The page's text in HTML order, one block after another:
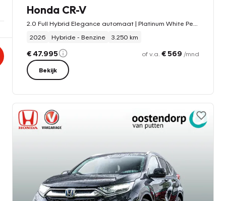
Honda CR-V
2026
Hybride - Benzine 3.250 km
€ 47.995 of v.a. € 569 /mnd
Bekijk